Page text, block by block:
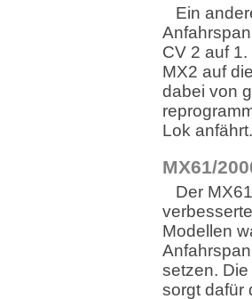
Ein
CV 2 auf
MX2 auf
dabei von
Lok anfährt.
MX61/
Der
Modellen
setzen.
sorgt dafür